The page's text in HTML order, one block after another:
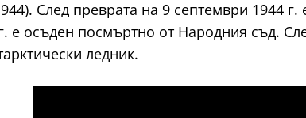
След преврата на 9 септември 1944
е осъден посмъртно от Народния съд.
ледник.